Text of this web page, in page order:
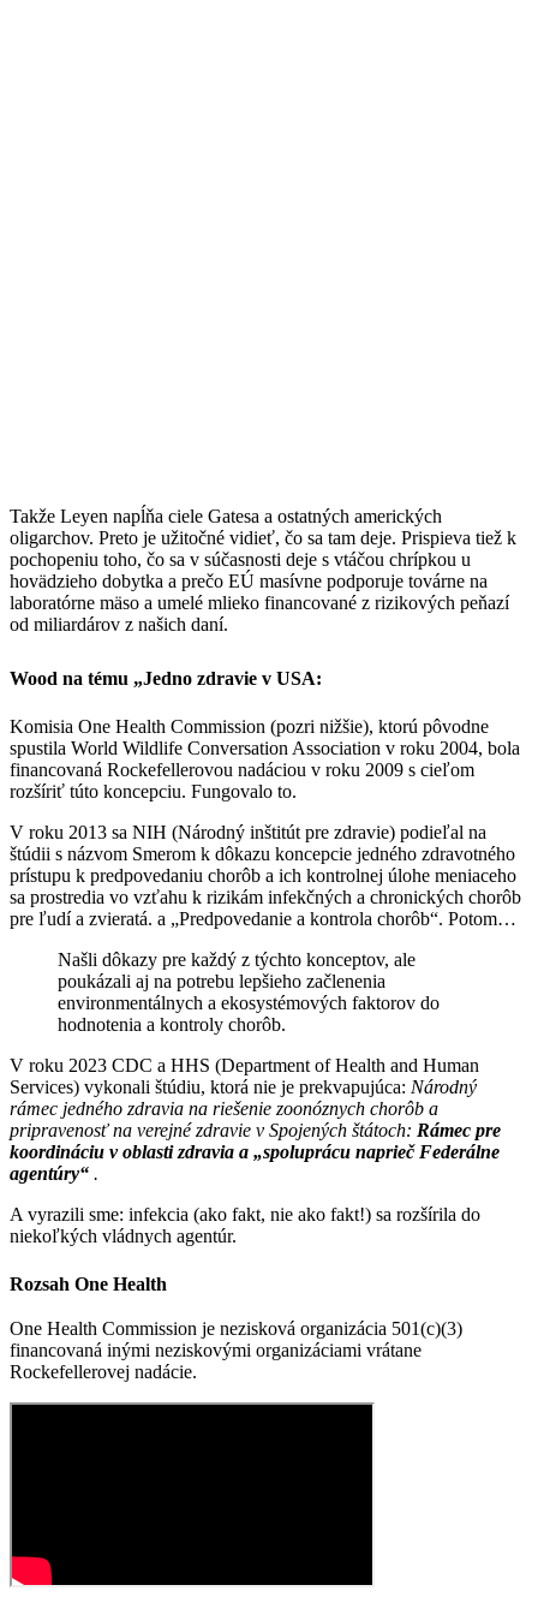
Takže Leyen napĺňa ciele Gatesa a ostatných amerických
oligarchov. Preto je užitočné vidieť, čo sa tam deje. Prispieva tiež k
pochopeniu toho, čo sa v súčasnosti deje s vtáčou chrípkou u
hovädzieho dobytka a prečo EÚ masívne podporuje továrne na
laboratórne mäso a umelé mlieko financované z rizikových peňazí
od miliardárov z našich daní.
Wood na tému „Jedno zdravie v USA:
Komisia One Health Commission (pozri nižšie), ktorú pôvodne
spustila World Wildlife Conversation Association v roku 2004, bola
financovaná Rockefellerovou nadáciou v roku 2009 s cieľom
rozšíriť túto koncepciu. Fungovalo to.
V roku 2013 sa NIH (Národný inštitút pre zdravie) podieľal na
štúdii s názvom Smerom k dôkazu koncepcie jedného zdravotného
prístupu k predpovedaniu chorôb a ich kontrolnej úlohe meniaceho
sa prostredia vo vzťahu k rizikám infekčných a chronických chorôb
pre ľudí a zvieratá. a „Predpovedanie a kontrola chorôb“. Potom…
Našli dôkazy pre každý z týchto konceptov, ale
poukázali aj na potrebu lepšieho začlenenia
environmentálnych a ekosystémových faktorov do
hodnotenia a kontroly chorôb.
V roku 2023 CDC a HHS (Department of Health and Human
Services) vykonali štúdiu, ktorá nie je prekvapujúca: Národný
rámec jedného zdravia na riešenie zoonóznych chorôb a
pripravenosť na verejné zdravie v Spojených štátoch: Rámec pre
koordináciu v oblasti zdravia a „spoluprácu naprieč Federálne
agentúry“ .
A vyrazili sme: infekcia (ako fakt, nie ako fakt!) sa rozšírila do
niekoľkých vládnych agentúr.
Rozsah One Health
One Health Commission je nezisková organizácia 501(c)(3)
financovaná inými neziskovými organizáciami vrátane
Rockefellerovej nadácie.